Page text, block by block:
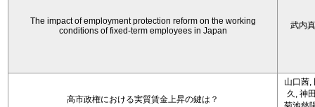
The impact of employment protection reform on the working
conditions of fixed-term employees in Japan
武内
高市政権における実質賃金上昇の鍵は？
山口茜,
久, 神